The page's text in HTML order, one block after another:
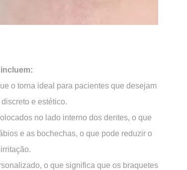
o torna ideal para pacientes que desejam
e estético.
no lado interno dos dentes, o que
e as bochechas, o que pode reduzir o
o que significa que os braquetes